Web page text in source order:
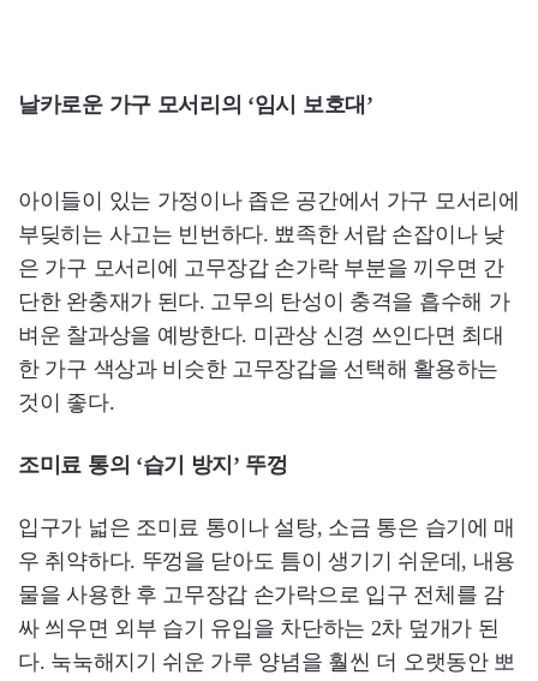
날카로운 가구 모서리의 ‘임시 보호대’
아이들이 있는 가정이나 좁은 공간에서 가구 모서리에
부딪히는 사고는 빈번하다. 뾰족한 서랍 손잡이나 낮
은 가구 모서리에 고무장갑 손가락 부분을 끼우면 간
단한 완충재가 된다. 고무의 탄성이 충격을 흡수해 가
벼운 찰과상을 예방한다. 미관상 신경 쓰인다면 최대
한 가구 색상과 비슷한 고무장갑을 선택해 활용하는
것이 좋다.
조미료 통의 ‘습기 방지’ 뚜껑
입구가 넓은 조미료 통이나 설탕, 소금 통은 습기에 매
우 취약하다. 뚜껑을 닫아도 틈이 생기기 쉬운데, 내용
물을 사용한 후 고무장갑 손가락으로 입구 전체를 감
싸 씌우면 외부 습기 유입을 차단하는 2차 덮개가 된
다. 눅눅해지기 쉬운 가루 양념을 훨씬 더 오랫동안 뽀